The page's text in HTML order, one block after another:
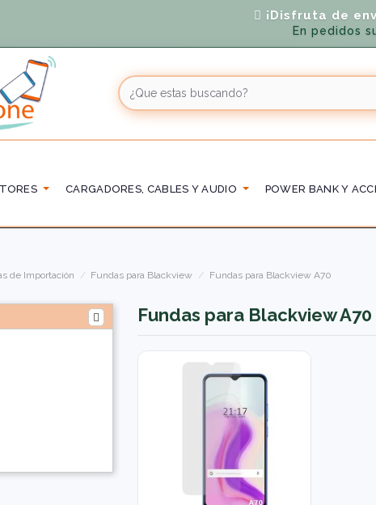
¡Disfruta de
En pedidos
CARGADORES, CABLES Y AUDIO POWER BANK Y
de Importación Fundas para Blackview Fundas para Blackview A70
Fundas para Blackview A70